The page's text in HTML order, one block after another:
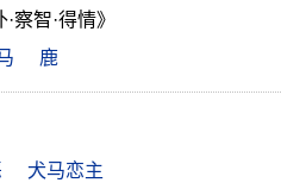
察智·得情》
鹿
犬马恋主